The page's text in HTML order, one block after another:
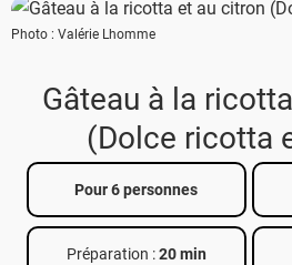
Conseils
Menu de la semaine
Téléchargez l'app Saveurs Recettes
Index des recettes
Photo : Valérie Lhomme
Gâteau à la
(Dolce ricotta
Pour 6 personnes
Préparation :20 min